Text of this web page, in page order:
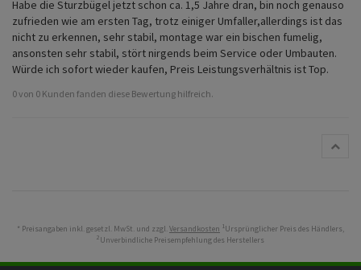
Habe die Sturzbügel jetzt schon ca. 1,5 Jahre dran, bin noch genauso
zufrieden wie am ersten Tag, trotz einiger Umfaller,allerdings ist das
nicht zu erkennen, sehr stabil, montage war ein bischen fumelig,
ansonsten sehr stabil, stört nirgends beim Service oder Umbauten.
Würde ich sofort wieder kaufen, Preis Leistungsverhältnis ist Top.
0 von 0 Kunden fanden diese Bewertung hilfreich.
* Preisangaben inkl. gesetzl. MwSt. und zzgl.Versandkosten 1Ursprünglicher Preis des Händlers,
2 Unverbindliche Preisempfehlung des Herstellers